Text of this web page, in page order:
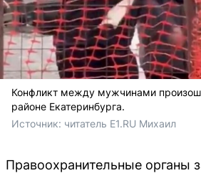
Конфликт между мужчинами
районе Екатеринбурга.
Источник: читатель E1.RU Михаил
Правоохранительные органы